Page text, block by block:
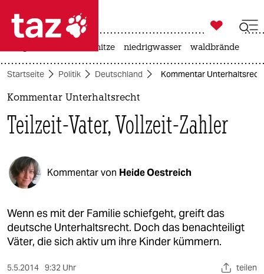
 taz zahl ich
taz zahl ich
politik
öko
gesellschaft
kultur
sport
berlin

taz zahl ich
hitze niedrigwasser waldbrände
Startseite Politik Deutschland Kommentar
Kommentar Unterhaltsrecht
Teilzeit-Vater, Vollzeit-Zahler
Kommentar von Heide Oestreich
Wenn es mit der Familie schiefgeht, greift das
deutsche Unterhaltsrecht. Doch das benachteiligt
Väter, die sich aktiv um ihre Kinder kümmern.
5.5.2014 9:32 Uhr teilen